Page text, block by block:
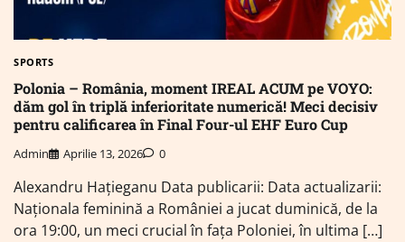
SPORTS
Polonia – România, moment IREAL ACUM pe VOYO:
dăm gol în triplă inferioritate numerică! Meci decisiv
pentru calificarea în Final Four-ul EHF Euro Cup
Admin Aprilie 13, 2026 0
Alexandru Hațieganu Data publicarii: Data actualizarii:
Naționala feminină a României a jucat duminică, de la
ora 19:00, un meci crucial în fața Poloniei, în ultima […]